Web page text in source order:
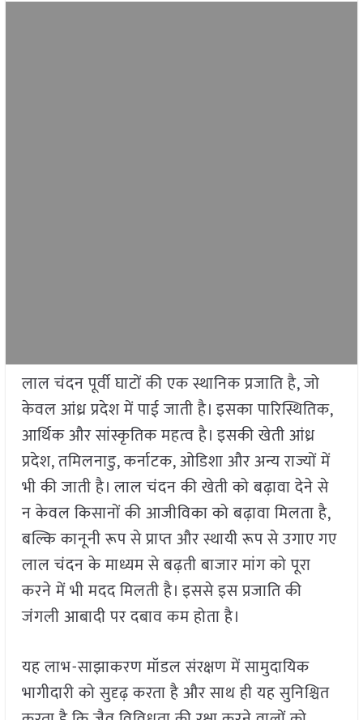
लाल चंदन पूर्वी घाटों की एक स्थानिक प्रजाति है, जो
केवल आंध्र प्रदेश में पाई जाती है। इसका पारिस्थितिक,
आर्थिक और सांस्कृतिक महत्व है। इसकी खेती आंध्र
प्रदेश, तमिलनाडु, कर्नाटक, ओडिशा और अन्य राज्यों में
भी की जाती है। लाल चंदन की खेती को बढ़ावा देने से
न केवल किसानों की आजीविका को बढ़ावा मिलता है,
बल्कि कानूनी रूप से प्राप्त और स्थायी रूप से उगाए गए
लाल चंदन के माध्यम से बढ़ती बाजार मांग को पूरा
करने में भी मदद मिलती है। इससे इस प्रजाति की
जंगली आबादी पर दबाव कम होता है।
यह लाभ-साझाकरण मॉडल संरक्षण में सामुदायिक
भागीदारी को सुदृढ़ करता है और साथ ही यह सुनिश्चित